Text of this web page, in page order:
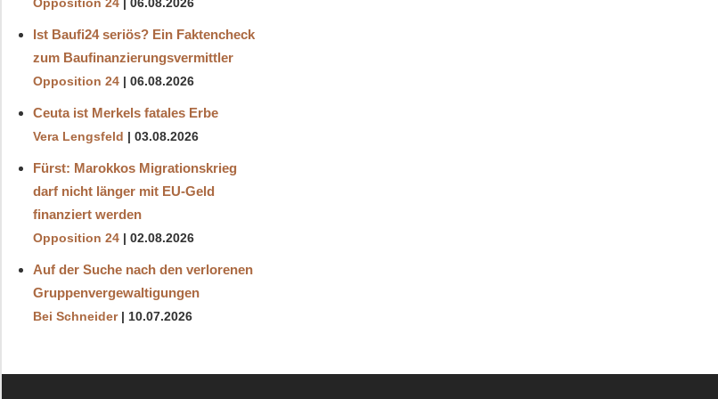
Opposition 24 06.08.2026
Ist Baufi24 seriös? Ein Faktencheck
zum Baufinanzierungsvermittler
Opposition 24 06.08.2026
Ceuta ist Merkels fatales Erbe
Vera Lengsfeld 03.08.2026
Fürst: Marokkos Migrationskrieg
darf nicht länger mit EU-Geld
finanziert werden
Opposition 24 02.08.2026
Auf der Suche nach den verlorenen
Gruppenvergewaltigungen
Bei Schneider 10.07.2026